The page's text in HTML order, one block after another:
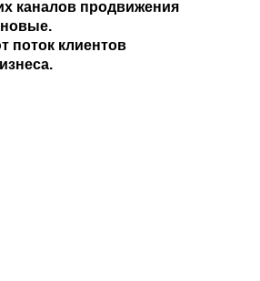
каналов продвижения
поток клиентов